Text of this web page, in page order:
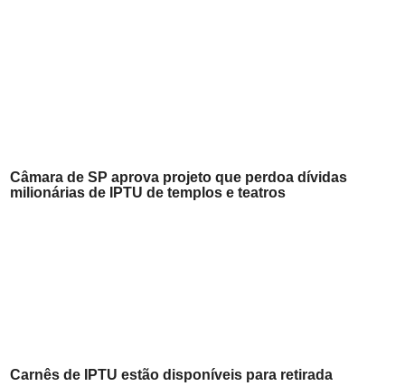
Câmara de SP aprova projeto que perdoa dívidas
milionárias de IPTU de templos e teatros
Carnês de IPTU estão disponíveis para retirada